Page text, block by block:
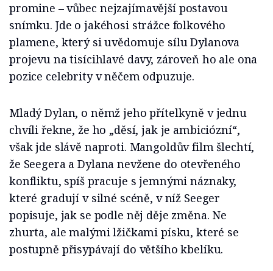
promine –⁠⁠⁠⁠⁠⁠ vůbec nejzajímavější postavou
snímku. Jde o jakéhosi strážce folkového
plamene, který si uvědomuje sílu Dylanova
projevu na tisícihlavé davy, zároveň ho ale ona
pozice celebrity v něčem odpuzuje.
Mladý Dylan, o němž jeho přítelkyně v jednu
chvíli řekne, že ho „děsí, jak je ambiciózní“,
však jde slávě naproti. Mangoldův film šlechtí,
že Seegera a Dylana nevžene do otevřeného
konfliktu, spíš pracuje s jemnými náznaky,
které gradují v silné scéně, v níž Seeger
popisuje, jak se podle něj děje změna. Ne
zhurta, ale malými lžičkami písku, které se
postupně přisypávají do většího kbelíku.